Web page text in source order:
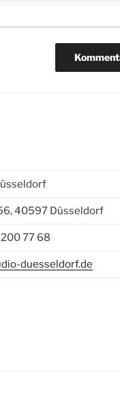
40597 Düsseldorf
77 68
duesseldorf.de